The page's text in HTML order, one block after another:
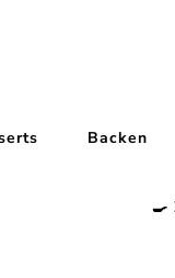
Backen
🍳